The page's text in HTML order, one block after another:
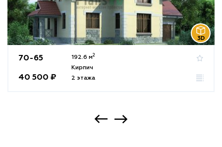
70-65
40 500 ₽
192.6 м2
Кирпич
2 этажа